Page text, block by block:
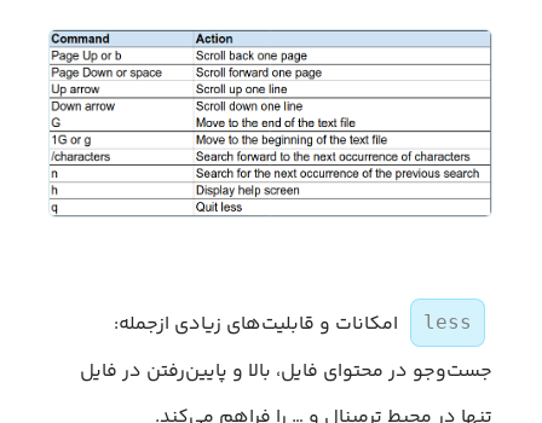
less
امکانات و قابلیت‌های زیادی ازجمله:
جست‌وجو در محتوای فایل، بالا و پایین‌رفتن در فایل